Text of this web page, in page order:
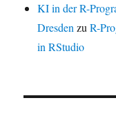
KI in der R-
Dresden zuR-
in RStudio